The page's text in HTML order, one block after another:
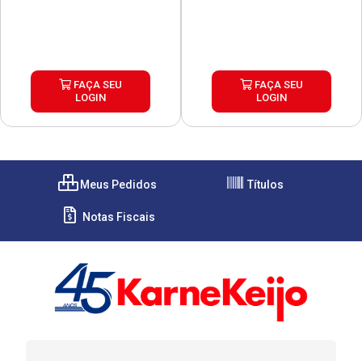
FAÇA SEU
LOGIN
FAÇA SEU
LOGIN
Meus Pedidos Títulos
Notas Fiscais